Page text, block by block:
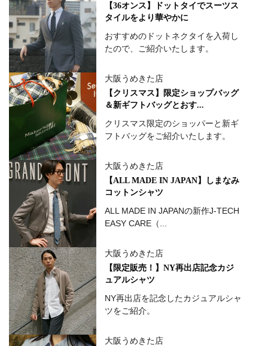
【36オンス】ドットタイでスーツス
タイルをより華やかに
おすすめのドットネクタイを入荷し
たので、ご紹介いたします。
大阪うめきた店
【クリスマス】限定ショップバッグ
＆新ギフトバッグとおす...
クリスマス限定のショッパーと新ギ
フトバッグをご紹介いたします。
大阪うめきた店
【ALL MADE IN JAPAN】しまなみ
コットンシャツ
ALL MADE IN JAPANの新作J-TECH
EASY CARE（...
大阪うめきた店
【限定販売！】NY再出店記念カジ
ュアルシャツ
NY再出店を記念したカジュアルシャ
ツをご紹介。
大阪うめきた店